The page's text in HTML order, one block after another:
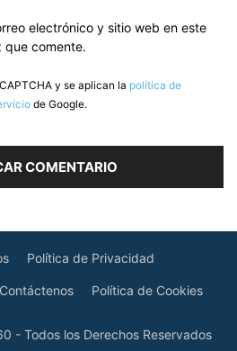
electrónico y sitio web en este
que comente.
y se aplican la política de
de Google.
Política de Privacidad
Contáctenos Política de Cookies
- Todos los Derechos Reservados